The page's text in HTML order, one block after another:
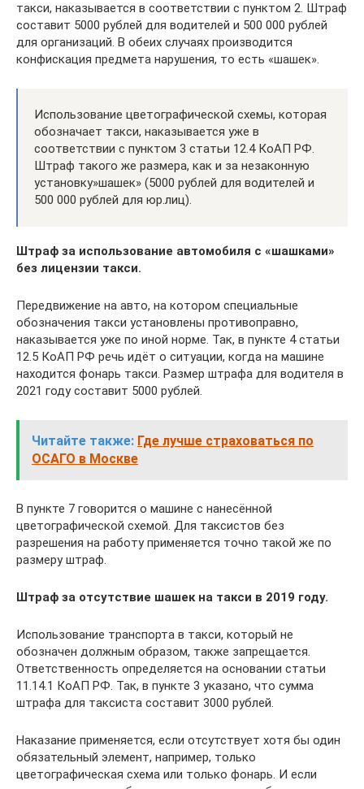
такси, наказывается в соответствии с пунктом 2. Штраф
составит 5000 рублей для водителей и 500 000 рублей
для организаций. В обеих случаях производится
конфискация предмета нарушения, то есть «шашек».
Использование цветографической схемы, которая
обозначает такси, наказывается уже в
соответствии с пунктом 3 статьи 12.4 КоАП РФ.
Штраф такого же размера, как и за незаконную
установку»шашек» (5000 рублей для водителей и
500 000 рублей для юр.лиц).
Штраф за использование автомобиля с «шашками»
без лицензии такси.
Передвижение на авто, на котором специальные
обозначения такси установлены противоправно,
наказывается уже по иной норме. Так, в пункте 4 статьи
12.5 КоАП РФ речь идёт о ситуации, когда на машине
находится фонарь такси. Размер штрафа для водителя в
2021 году составит 5000 рублей.
Читайте также: Где лучше страховаться по
ОСАГО в Москве
В пункте 7 говорится о машине с нанесённой
цветографической схемой. Для таксистов без
разрешения на работу применяется точно такой же по
размеру штраф.
Штраф за отсутствие шашек на такси в 2019 году.
Использование транспорта в такси, который не
обозначен должным образом, также запрещается.
Ответственность определяется на основании статьи
11.14.1 КоАП РФ. Так, в пункте 3 указано, что сумма
штрафа для таксиста составит 3000 рублей.
Наказание применяется, если отсутствует хотя бы один
обязательный элемент, например, только
цветографическая схема или только фонарь. И если